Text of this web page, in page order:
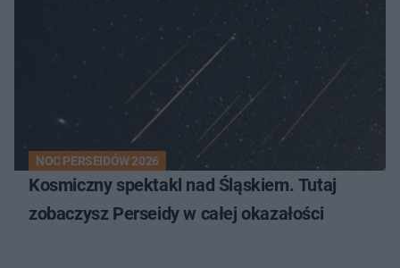
NOC PERSEIDÓW 2026
Kosmiczny spektakl nad Śląskiem. Tutaj
zobaczysz Perseidy w całej okazałości